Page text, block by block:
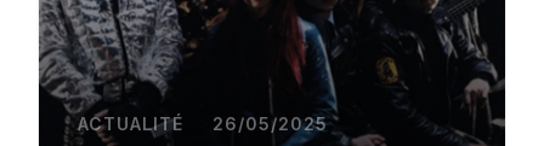
ACTUALITÉ 26/05/2025